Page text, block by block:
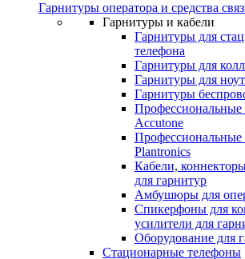
Гарнитуры оператора и средства
Гарнитуры и кабели
Гарнитуры для
телефона
Гарнитуры для
Гарнитуры для
Гарнитуры
Профессиональные
Accutone
Профессиональные
Plantronics
Кабели,
для гарнитур
Амбушюры для
Cпикерфоны для
усилители для
Оборудование для
Стационарные телефоны